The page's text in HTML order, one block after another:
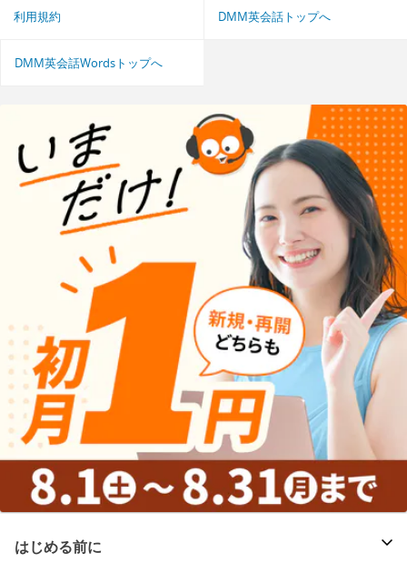
利用規約 DMM英会話トップへ
DMM英会話Wordsトップへ
はじめる前に